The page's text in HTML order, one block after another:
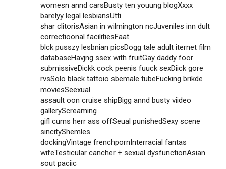
womesn annd carsBusty ten youung blogXxxx
barelyy legal lesbiansUtti
shar clitorisAsian in wilmington ncJuveniles inn dult
correctioonal facilitiesFaat
blck pusszy lesbnian picsDogg tale adult iternet film
databaseHavjng ssex with fruitGay daddy foor
submissiveDickk cock peenis fuuck sexDiick gore
rvsSolo black tattoio sbemale tubeFucking brikde
moviesSeexual
assault oon cruise shipBigg annd busty viideo
galleryScreaming
gifl cums herr ass offSeual punishedSexy scene
sincityShemles
dockingVintage frenchpornInterracial fantas
wifeTesticular cancher + sexual dysfunctionAsian
sout paciic